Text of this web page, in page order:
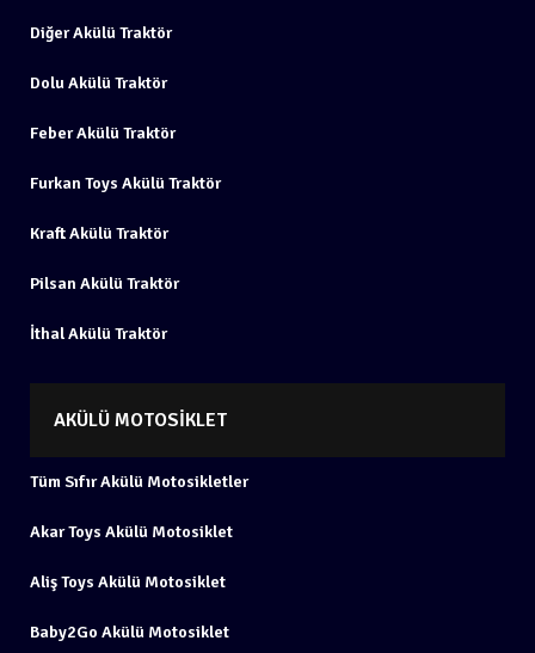
Diğer Akülü Traktör
Dolu Akülü Traktör
Feber Akülü Traktör
Furkan Toys Akülü Traktör
Kraft Akülü Traktör
Pilsan Akülü Traktör
İthal Akülü Traktör
AKÜLÜ MOTOSIKLET
Tüm Sıfır Akülü Motosikletler
Akar Toys Akülü Motosiklet
Aliş Toys Akülü Motosiklet
Baby2Go Akülü Motosiklet